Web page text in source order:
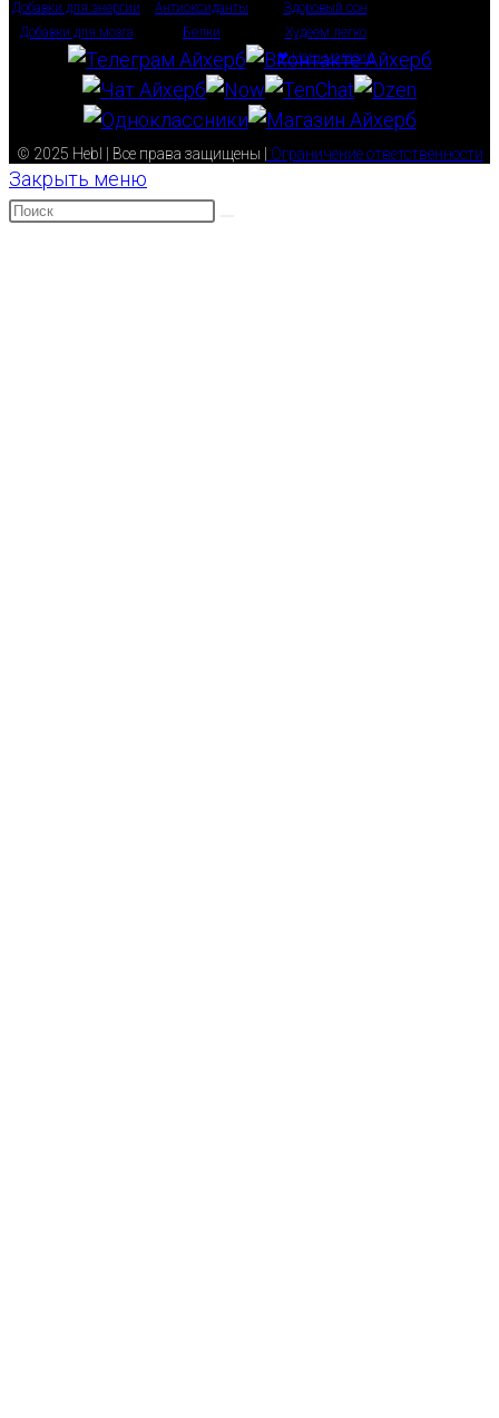
Добавки для энергии
Добавки для мозга
Антиоксиданты
Белки
Здоровый сон
Худеем легко
❤ Наш магазин
© 2025 Hebl | Все права защищены | Ограничение ответственности
Закрыть меню